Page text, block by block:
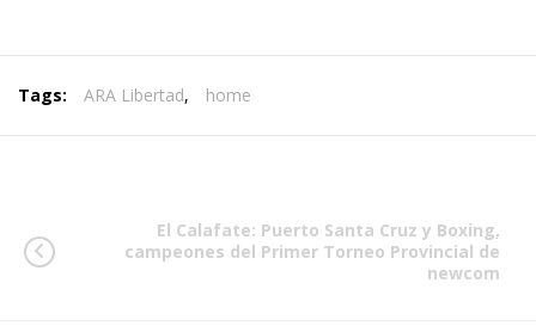
Tags: ARA Libertad, home
El Calafate: Puerto Santa Cruz y Boxing,
campeones del Primer Torneo Provincial de
newcom